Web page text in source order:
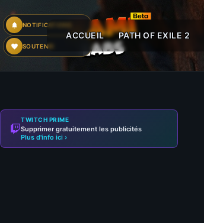
NOTIFICATIONS
SOUTENIR
ACCUEIL PATH OF EXILE 2
TWITCH PRIME
Supprimer gratuitement les publicités
Plus d'info ici ›